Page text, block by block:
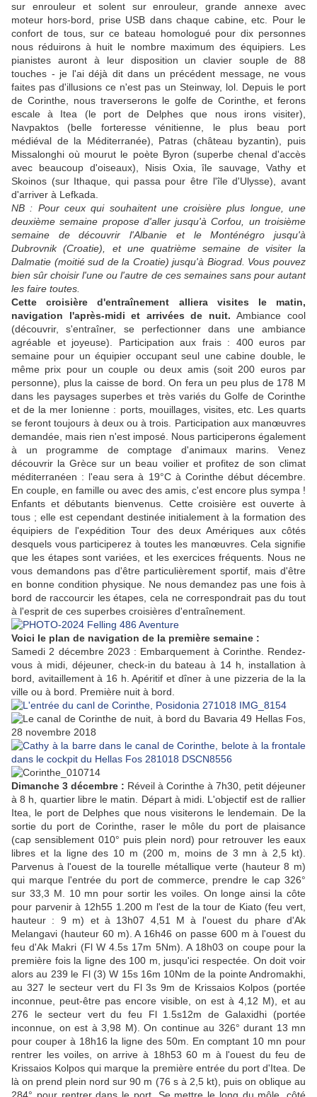
sur enrouleur et solent sur enrouleur, grande annexe avec
moteur hors-bord, prise USB dans chaque cabine, etc. Pour le
confort de tous, sur ce bateau homologué pour dix personnes
nous réduirons à huit le nombre maximum des équipiers.
Les
pianistes auront à leur disposition un clavier souple de 88
touches - je l'ai déjà dit dans un précédent message, ne vous
faites pas d'illusions ce n'est pas un Steinway, lol. Depuis le port
de Corinthe, nous traverserons le golfe de Corinthe, et ferons
escale à Itea (le port de Delphes que nous irons visiter),
Navpaktos (belle forteresse vénitienne, le plus beau port
médiéval de la Méditerranée), Patras (château byzantin), puis
Missalonghi où mourut le poète Byron (superbe chenal d'accès
avec beaucoup d'oiseaux), Nisis Oxia, île sauvage, Vathy et
Skoinos (sur Ithaque, qui passa pour être l'île d'Ulysse), avant
d'arriver à Lefkada.
NB : Pour ceux qui souhaitent une croisière plus longue, une
deuxième semaine propose d'aller jusqu'à Corfou, un troisième
semaine de découvrir l'Albanie et le Monténégro jusqu'à
Dubrovnik (Croatie), et une quatrième semaine de visiter la
Dalmatie (moitié sud de la Croatie) jusqu'à Biograd. Vous pouvez
bien sûr choisir l'une ou l'autre de ces semaines sans pour autant
les faire toutes.
Cette croisière d'entraînement alliera visites le matin,
navigation l'après-midi et arrivées de nuit.Ambiance cool
(découvrir, s'entraîner, se perfectionner dans une ambiance
agréable et joyeuse). Participation aux frais : 400 euros par
semaine pour un équipier occupant seul une cabine double, le
même prix pour un couple ou deux amis (soit 200 euros par
personne), plus la caisse de bord. On fera un peu plus de 178 M
dans les paysages superbes et très variés du Golfe de Corinthe
et de la mer Ionienne : ports, mouillages, visites, etc. Les quarts
se feront toujours à deux ou à trois. Participation aux manœuvres
demandée, mais rien n'est imposé. Nous participerons également
à un programme de comptage d'animaux marins. Venez
découvrir la Grèce sur un beau voilier et profitez de son climat
méditerranéen : l'eau sera à 19°C à Corinthe début décembre.
En couple, en famille ou avec des amis, c'est encore plus sympa !
Enfants et débutants bienvenus. Cette croisière est ouverte à
tous ; elle est cependant destinée initialement à la formation des
équipiers de l'expédition Tour des deux Amériques aux côtés
desquels vous participerez à toutes les manœuvres. Cela signifie
que les étapes sont variées, et les exercices fréquents. Nous ne
vous demandons pas d'être particulièrement sportif, mais d'être
en bonne condition physique. Ne nous demandez pas une fois à
bord de raccourcir les étapes, cela ne correspondrait pas du tout
à l'esprit de ces superbes croisières d'entraînement.
Voici le plan de navigation de la première semaine :
Samedi 2 décembre 2023 : Embarquement à Corinthe. Rendez-
vous à midi, déjeuner, check-in du bateau à 14 h, installation à
bord, avitaillement à 16 h. Apéritif et dîner à une pizzeria de la la
ville ou à bord. Première nuit à bord.
Dimanche 3 décembre : Réveil à Corinthe à 7h30, petit déjeuner
à 8 h, quartier libre le matin. Départ à midi. L'objectif est de rallier
Itea, le port de Delphes que nous visiterons le lendemain. De la
sortie du port de Corinthe, raser le môle du port de plaisance
(cap sensiblement 010° puis plein nord) pour retrouver les eaux
libres et la ligne des 10 m (200 m, moins de 3 mn à 2,5 kt).
Parvenus à l'ouest de la tourelle métallique verte (hauteur 8 m)
qui marque l'entrée du port de commerce, prendre le cap 326°
sur 33,3 M. 10 mn pour sortir les voiles. On longe ainsi la côte
pour parvenir à 12h55 1.200 m l'est de la tour de Kiato (feu vert,
hauteur : 9 m) et à 13h07 4,51 M à l'ouest du phare d'Ak
Melangavi (hauteur 60 m). A 16h46 on passe 600 m à l'ouest du
feu d'Ak Makri (Fl W 4.5s 17m 5Nm). A 18h03 on coupe pour la
première fois la ligne des 100 m, jusqu'ici respectée. On doit voir
alors au 239 le Fl (3) W 15s 16m 10Nm de la pointe Andromakhi,
au 327 le secteur vert du Fl 3s 9m de Krissaios Kolpos (portée
inconnue, peut-être pas encore visible, on est à 4,12 M), et au
276 le secteur vert du feu Fl 1.5s12m de Galaxidhi (portée
inconnue, on est à 3,98 M). On continue au 326° durant 13 mn
pour couper à 18h16 la ligne des 50m. En comptant 10 mn pour
rentrer les voiles, on arrive à 18h53 60 m à l'ouest du feu de
Krissaios Kolpos qui marque la première entrée du port d'Itea. De
là on prend plein nord sur 90 m (76 s à 2,5 kt), puis on oblique au